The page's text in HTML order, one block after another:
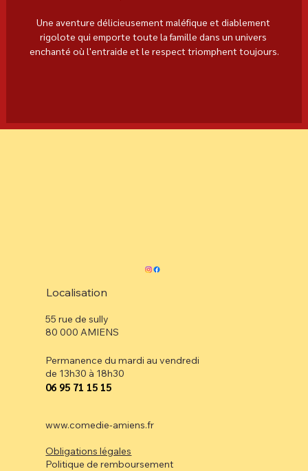
Une aventure délicieusement maléfique et diablement
rigolote qui emporte toute la famille dans un univers
enchanté où l'entraide et le respect triomphent toujours.
Localisation
55 rue de sully
80 000 AMIENS
Permanence du mardi au vendredi
de 13h30 à 18h30
⁠06 95 71 15 15
www.comedie-amiens.fr
Obligations légales
Politique de remboursement